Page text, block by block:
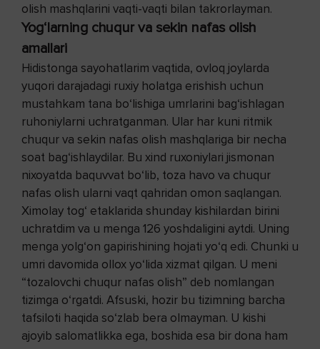
olish mashqlarini vaqti-vaqti bilan takrorlayman.
Yog‘larning chuqur va sekin nafas olish
amallari
Hidistonga sayohatlarim vaqtida, ovloq joylarda
yuqori darajadagi ruxiy holatga erishish uchun
mustahkam tana bo‘lishiga umrlarini bag‘ishlagan
ruhoniylarni uchratganman. Ular har kuni ritmik
chuqur va sekin nafas olish mashqlariga bir necha
soat bag‘ishlaydilar. Bu xind ruxoniylari jismonan
nixoyatda baquvvat bo‘lib, toza havo va chuqur
nafas olish ularni vaqt qahridan omon saqlangan.
Ximolay tog‘ etaklarida shunday kishilardan birini
uchratdim va u menga 126 yoshdaligini aytdi. Uning
menga yolg‘on gapirishining hojati yo‘q edi. Chunki u
umri davomida ollox yo‘lida xizmat qilgan. U meni
“tozalovchi chuqur nafas olish” deb nomlangan
tizimga o‘rgatdi. Afsuski, hozir bu tizimning barcha
tafsiloti haqida so‘zlab bera olmayman. U kishi
ajoyib salomatlikka ega, boshida esa bir dona ham